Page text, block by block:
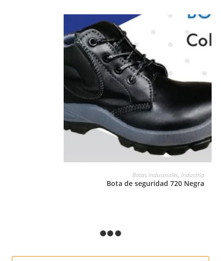
Botas Industriales,Industria
Bota de seguridad 720 Negra